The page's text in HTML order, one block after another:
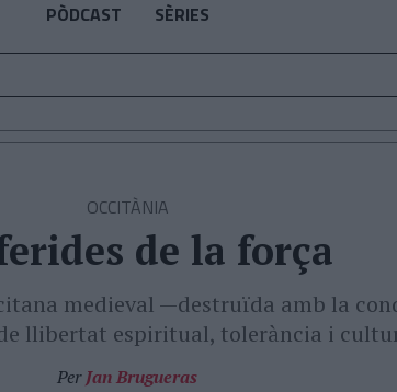
PÒDCAST SÈRIES
OCCITÀNIA
de la força
medieval —destruïda amb la
llibertat espiritual, tolerància i
PerJan Brugueras